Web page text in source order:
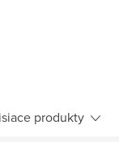
produkty